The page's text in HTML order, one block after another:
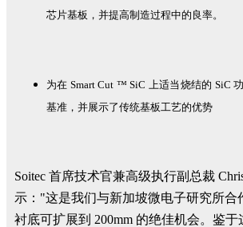
芯片基板，并提高制造过程中的良率。
为在 Smart Cut ™ SiC 上适当烧结的 SiC
基准，并展示了传统基板工艺的优势
Soitec 首席技术官兼高级执行副总裁
示："这是我们与新加坡微电子研究所合
衬底可扩展到 200mm 的绝佳机会。鉴